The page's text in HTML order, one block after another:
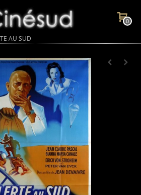
0
AU SUD